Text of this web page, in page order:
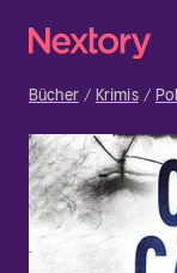
Bücher Krimis